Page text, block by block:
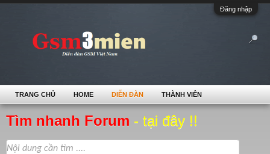
Đăng nhập
Tìm nhanh Forum - tại đây !!
TRANG CHỦ HOME DIỄN ĐÀN THÀNH VIÊN